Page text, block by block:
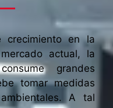
crecimiento en la
actual, la
grandes
tomar medidas
A tal